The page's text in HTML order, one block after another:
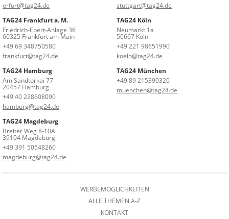
erfurt@tag24.de
stuttgart@tag24.de
TAG24 Frankfurt a. M.
Friedrich-Ebert-Anlage 36
60325 Frankfurt am Main
+49 69 348750580
frankfurt@tag24.de
TAG24 Köln
Neumarkt 1a
50667 Köln
+49 221 98651990
koeln@tag24.de
TAG24 Hamburg
Am Sandtorkai 77
20457 Hamburg
+49 40 228608090
hamburg@tag24.de
TAG24 München
+49 89 215390320
muenchen@tag24.de
TAG24 Magdeburg
Breiter Weg 8-10A
39104 Magdeburg
+49 391 50548260
magdeburg@tag24.de
WERBEMÖGLICHKEITEN
ALLE THEMEN A-Z
KONTAKT